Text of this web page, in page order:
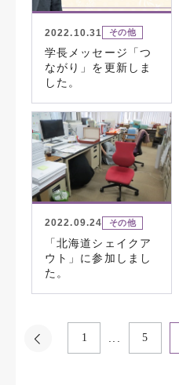
2022.10.31 その他
学長メッセージ「つ
ながり」を更新しま
した。
2022.09.24 その他
「北海道シェイクア
ウト」に参加しまし
た。
1 5